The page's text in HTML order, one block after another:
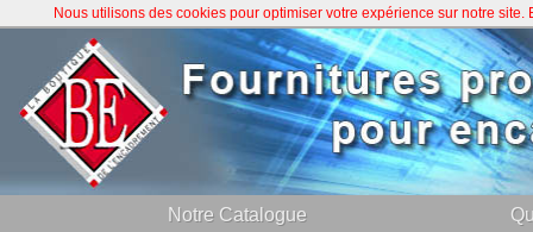
Notre Catalogue
Nous utilisons des cookies pour optimiser votre expérience sur notre